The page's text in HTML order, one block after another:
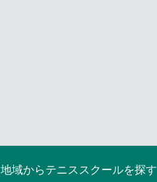
地域からテニススクールを探す